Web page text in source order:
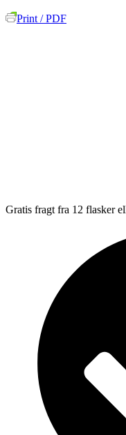
Print / PDF
Gratis fragt fra 12 flasker